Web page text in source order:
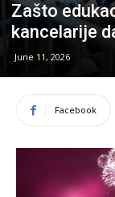
Zašto
kancelarije
June 11, 2026
Facebook